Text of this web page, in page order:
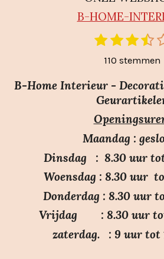
B-HOME-
1
e
r
2
s
t
e
r
e
n
3
s
t
e
r
e
n
4
t
e
r
e
n
5
t
e
r
e
n
110 stemmen
B-Home Interieur -
Maandag :
Dinsdag : 8.30 uur
Woensdag : 8.30 uur
Donderdag : 8.30 uur
Vrijdag : 8.30 uur tot
zaterdag. : 9 uur tot